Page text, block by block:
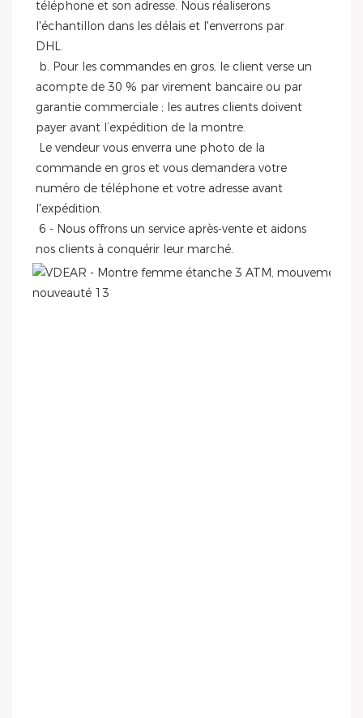
téléphone et son adresse. Nous réaliserons
l'échantillon dans les délais et l'enverrons par
DHL.
acompte de 30 % par virement bancaire ou par
garantie commerciale ; les autres clients doivent
payer avant l’expédition de la montre.
commande en gros et vous demandera votre
numéro de téléphone et votre adresse avant
l'expédition.
nos clients à conquérir leur marché.